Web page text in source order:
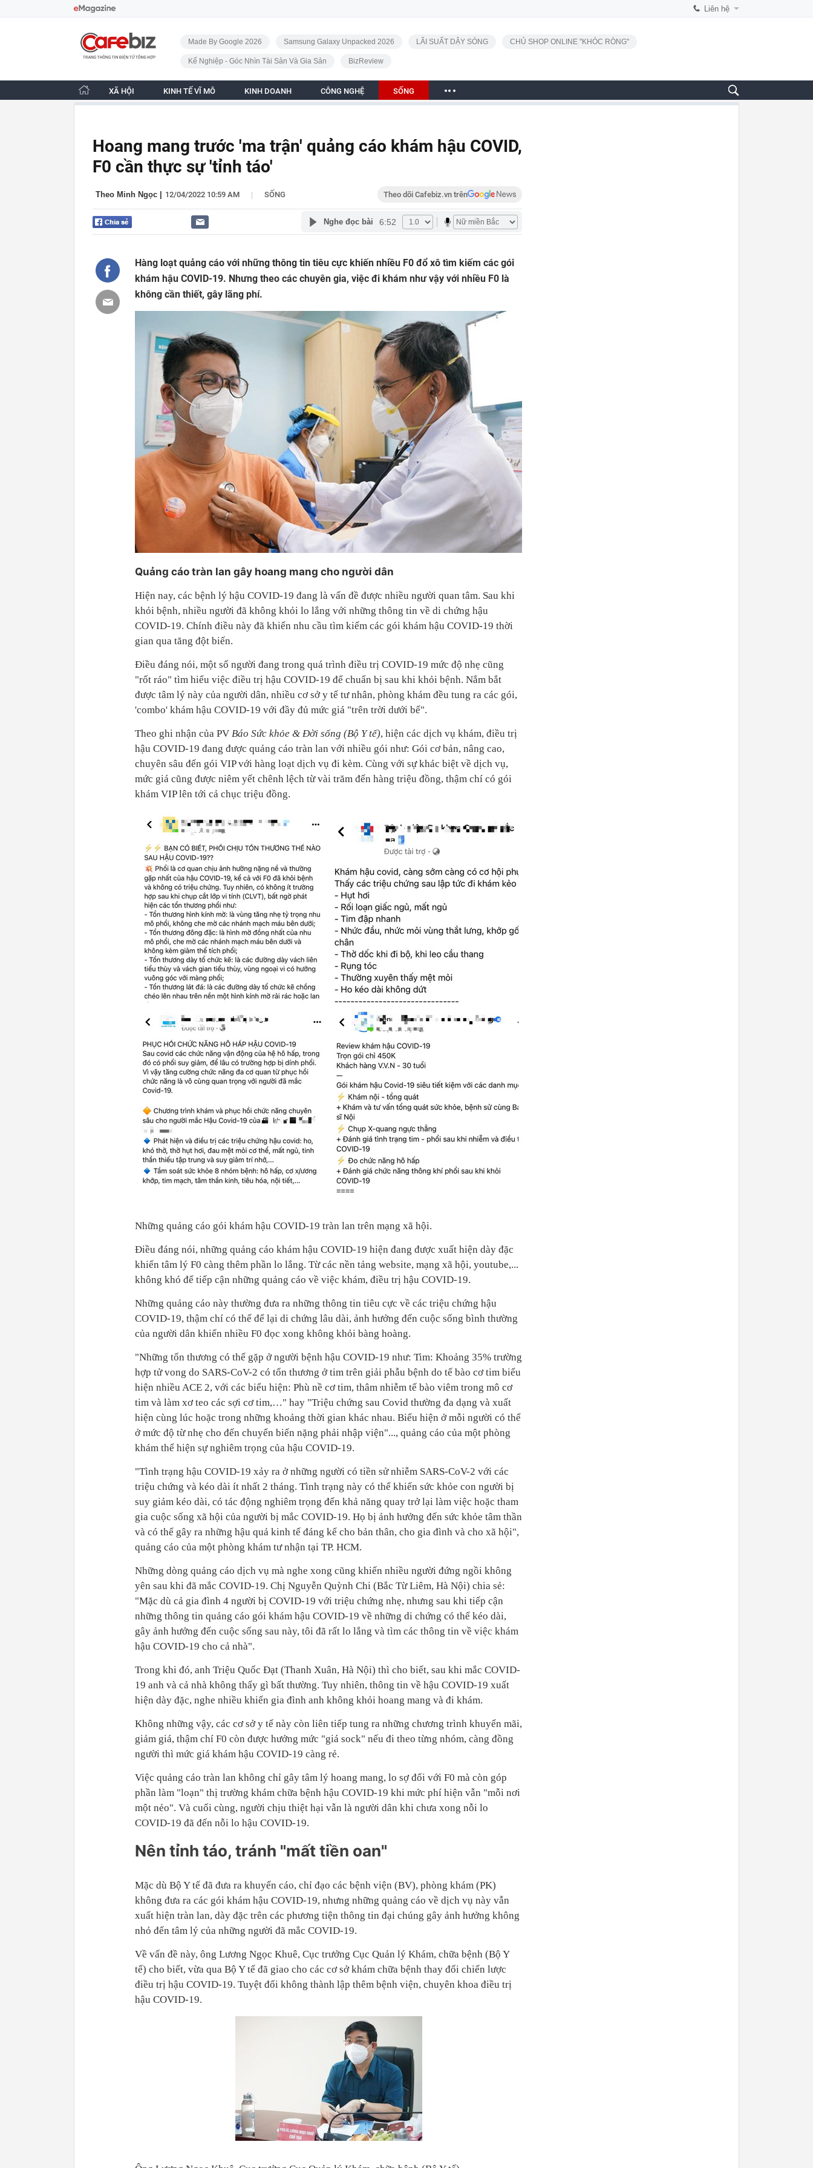
Liên hệ
CafeBiz - Trang chủ
Made By Google 2026 Samsung Galaxy Unpacked 2026 LÃI SUẤT DẬY SÓNG CHỦ SHOP ONLINE "KHÓC RÒNG"
Kế Nghiệp - Góc Nhìn Tài Sản Và Gia Sản BizReview
XÃ HỘI KINH TẾ VĨ MÔ KINH DOANH CÔNG NGHỆ SỐNG
Hoang mang trước 'ma trận' quảng cáo khám hậu COVID,
F0 cần thực sự 'tỉnh táo'
Theo Minh Ngọc 12/04/2022 10:59 AM | SỐNG Theo dõi Cafebiz.vn trên
Nghe đọc bài 6:52
Hàng loạt quảng cáo với những thông tin tiêu cực khiến nhiều F0 đổ xô tìm kiếm các gói
khám hậu COVID-19. Nhưng theo các chuyên gia, việc đi khám như vậy với nhiều F0 là
không cần thiết, gây lãng phí.
Quảng cáo tràn lan gây hoang mang cho người dân
Hiện nay, các bệnh lý hậu COVID-19 đang là vấn đề được nhiều người quan tâm. Sau khi
khỏi bệnh, nhiều người đã không khỏi lo lắng với những thông tin về di chứng hậu
COVID-19. Chính điều này đã khiến nhu cầu tìm kiếm các gói khám hậu COVID-19 thời
gian qua tăng đột biến.
Điều đáng nói, một số người đang trong quá trình điều trị COVID-19 mức độ nhẹ cũng
"rốt ráo" tìm hiểu việc điều trị hậu COVID-19 để chuẩn bị sau khi khỏi bệnh. Nắm bắt
được tâm lý này của người dân, nhiều cơ sở y tế tư nhân, phòng khám đều tung ra các gói,
'combo' khám hậu COVID-19 với đầy đủ mức giá "trên trời dưới bể".
Theo ghi nhận của PV Báo Sức khỏe & Đời sống (Bộ Y tế), hiện các dịch vụ khám, điều trị
hậu COVID-19 đang được quảng cáo tràn lan với nhiều gói như: Gói cơ bản, nâng cao,
chuyên sâu đến gói VIP với hàng loạt dịch vụ đi kèm. Cùng với sự khác biệt về dịch vụ,
mức giá cũng được niêm yết chênh lệch từ vài trăm đến hàng triệu đồng, thậm chí có gói
khám VIP lên tới cả chục triệu đồng.
Những quảng cáo gói khám hậu COVID-19 tràn lan trên mạng xã hội.
Điều đáng nói, những quảng cáo khám hậu COVID-19 hiện đang được xuất hiện dày đặc
khiến tâm lý F0 càng thêm phần lo lắng. Từ các nền tảng website, mạng xã hội, youtube,...
không khó để tiếp cận những quảng cáo về việc khám, điều trị hậu COVID-19.
Những quảng cáo này thường đưa ra những thông tin tiêu cực về các triệu chứng hậu
COVID-19, thậm chí có thể để lại di chứng lâu dài, ảnh hưởng đến cuộc sống bình thường
của người dân khiến nhiều F0 đọc xong không khỏi bàng hoàng.
"Những tổn thương có thể gặp ở người bệnh hậu COVID-19 như: Tim: Khoảng 35% trường
hợp tử vong do SARS-CoV-2 có tổn thương ở tim trên giải phẫu bệnh do tế bào cơ tim biểu
hiện nhiều ACE 2, với các biểu hiện: Phù nề cơ tim, thâm nhiễm tế bào viêm trong mô cơ
tim và làm xơ teo các sợi cơ tim,…" hay "Triệu chứng sau Covid thường đa dạng và xuất
hiện cùng lúc hoặc trong những khoảng thời gian khác nhau. Biểu hiện ở mỗi người có thể
ở mức độ từ nhẹ cho đến chuyển biến nặng phải nhập viện"..., quảng cáo của một phòng
khám thể hiện sự nghiêm trọng của hậu COVID-19.
"Tình trạng hậu COVID-19 xảy ra ở những người có tiền sử nhiễm SARS-CoV-2 với các
triệu chứng và kéo dài ít nhất 2 tháng. Tình trạng này có thể khiến sức khỏe con người bị
suy giảm kéo dài, có tác động nghiêm trọng đến khả năng quay trở lại làm việc hoặc tham
gia cuộc sống xã hội của người bị mắc COVID-19. Họ bị ảnh hưởng đến sức khỏe tâm thần
và có thể gây ra những hậu quả kinh tế đáng kể cho bản thân, cho gia đình và cho xã hội",
quảng cáo của một phòng khám tư nhận tại TP. HCM.
Những dòng quảng cáo dịch vụ mà nghe xong cũng khiến nhiều người đứng ngồi không
yên sau khi đã mắc COVID-19. Chị Nguyễn Quỳnh Chi (Bắc Từ Liêm, Hà Nội) chia sẻ:
"Mặc dù cả gia đình 4 người bị COVID-19 với triệu chứng nhẹ, nhưng sau khi tiếp cận
những thông tin quảng cáo gói khám hậu COVID-19 về những di chứng có thể kéo dài,
gây ảnh hưởng đến cuộc sống sau này, tôi đã rất lo lắng và tìm các thông tin về việc khám
hậu COVID-19 cho cả nhà".
Trong khi đó, anh Triệu Quốc Đạt (Thanh Xuân, Hà Nội) thì cho biết, sau khi mắc COVID-
19 anh và cả nhà không thấy gì bất thường. Tuy nhiên, thông tin về hậu COVID-19 xuất
hiện dày đặc, nghe nhiều khiến gia đình anh không khỏi hoang mang và đi khám.
Không những vậy, các cơ sở y tế này còn liên tiếp tung ra những chương trình khuyến mãi,
giảm giá, thậm chí F0 còn được hưởng mức "giá sock" nếu đi theo từng nhóm, càng đồng
người thì mức giá khám hậu COVID-19 càng rẻ.
Việc quảng cáo tràn lan không chỉ gây tâm lý hoang mang, lo sợ đối với F0 mà còn góp
phần làm "loạn" thị trường khám chữa bệnh hậu COVID-19 khi mức phí hiện vẫn "mỗi nơi
một nẻo". Và cuối cùng, người chịu thiệt hại vẫn là người dân khi chưa xong nỗi lo
COVID-19 đã đến nỗi lo hậu COVID-19.
Nên tỉnh táo, tránh "mất tiền oan"
Mặc dù Bộ Y tế đã đưa ra khuyến cáo, chỉ đạo các bệnh viện (BV), phòng khám (PK)
không đưa ra các gói khám hậu COVID-19, nhưng những quảng cáo về dịch vụ này vẫn
xuất hiện tràn lan, dày đặc trên các phương tiện thông tin đại chúng gây ảnh hưởng không
nhỏ đến tâm lý của những người đã mắc COVID-19.
Về vấn đề này, ông Lương Ngọc Khuê, Cục trưởng Cục Quản lý Khám, chữa bệnh (Bộ Y
tế) cho biết, vừa qua Bộ Y tế đã giao cho các cơ sở khám chữa bệnh thay đổi chiến lược
điều trị hậu COVID-19. Tuyệt đối không thành lập thêm bệnh viện, chuyên khoa điều trị
hậu COVID-19.